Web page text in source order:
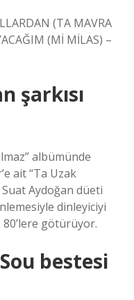
(TA MAVRA
(Mİ MİLAS) –
şarkısı
albümünde
ait “Ta Uzak
Suat Aydoğan düeti
dinleyiciyi
götürüyor.
bestesi